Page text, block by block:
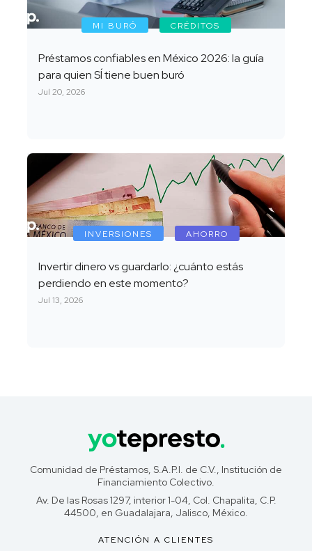
MI BURÓ CRÉDITOS
Préstamos confiables en México 2026: la guía
para quien SÍ tiene buen buró
Jul 20, 2026
INVERSIONES AHORRO
Invertir dinero vs guardarlo: ¿cuánto estás
perdiendo en este momento?
Jul 13, 2026
Comunidad de Préstamos, S.A.P.I. de C.V., Institución de
Financiamiento Colectivo.
Av. De las Rosas 1297, interior 1-04, Col. Chapalita, C.P.
44500, en Guadalajara, Jalisco, México.
ATENCIÓN A CLIENTES